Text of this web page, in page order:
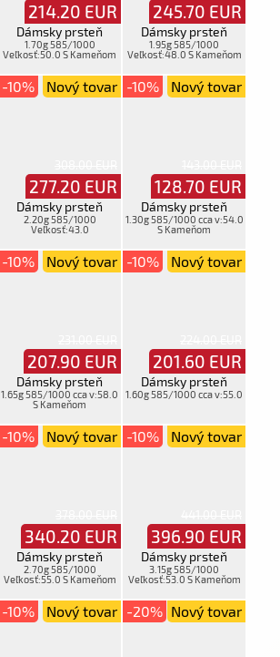
214.20 EUR
Dámsky prsteň
1.70g 585/1000
Veľkosť:50.0 S Kameňom
245.70 EUR
Dámsky prsteň
1.95g 585/1000
Veľkosť:48.0 S Kameňom
-10%
277.20 EUR
Nový tovar
Dámsky prsteň
2.20g 585/1000
Veľkosť:43.0
-10%
128.70 EUR
Nový tovar
Dámsky prsteň
1.30g 585/1000 cca v:54.0
S Kameňom
-10%
207.90 EUR
Nový tovar
Dámsky prsteň
1.65g 585/1000 cca v:58.0
S Kameňom
-10%
201.60 EUR
Nový tovar
Dámsky prsteň
1.60g 585/1000 cca v:55.0
-10%
340.20 EUR
Nový tovar
Dámsky prsteň
2.70g 585/1000
Veľkosť:55.0 S Kameňom
-10%
396.90 EUR
Nový tovar
Dámsky prsteň
3.15g 585/1000
Veľkosť:53.0 S Kameňom
-10% Nový tovar -20% Nový tovar